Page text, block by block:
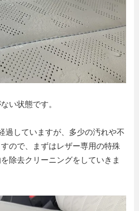
い状態です。
過していますが、多少の汚れや不
ので、まずはレザー専用の特殊
除去クリーニングをしていきま